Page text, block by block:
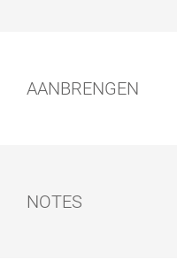
AANBRENGEN
NOTES